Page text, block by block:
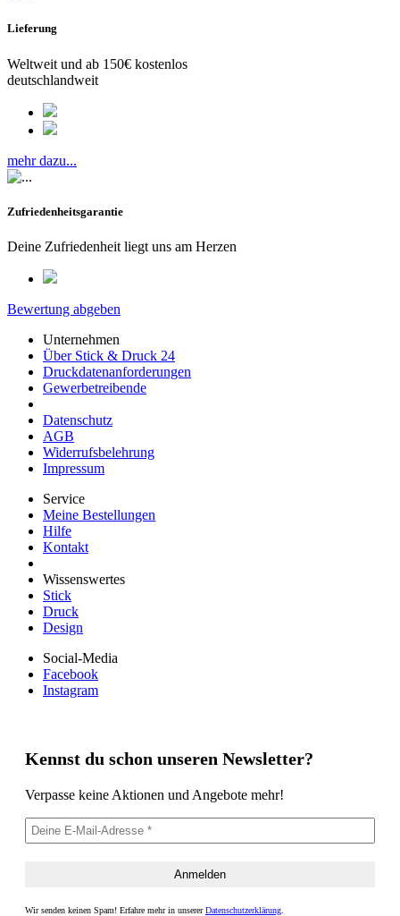
Lieferung
Weltweit und ab 150€ kostenlos
deutschlandweit
mehr dazu...
Zufriedenheitsgarantie
Deine Zufriedenheit liegt uns am Herzen
Bewertung abgeben
Unternehmen
Über Stick & Druck 24
Druckdatenanforderungen
Gewerbetreibende
Datenschutz
AGB
Widerrufsbelehrung
Impressum
Service
Meine Bestellungen
Hilfe
Kontakt
Wissenswertes
Stick
Druck
Design
Social-Media
Facebook
Instagram
Kennst du schon unseren Newsletter?
Verpasse keine Aktionen und Angebote mehr!
Wir senden keinen Spam! Erfahre mehr in unsererDatenschutzerklärung